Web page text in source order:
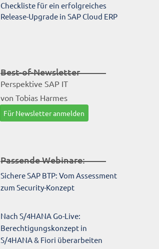
Checkliste für ein erfolgreiches
Release-Upgrade in SAP Cloud ERP
Best-of-Newsletter
Perspektive SAP IT
von Tobias Harmes
Für Newsletter anmelden
Passende Webinare:
Sichere SAP BTP: Vom Assessment
zum Security-Konzept
Nach S/4HANA Go-Live:
Berechtigungskonzept in
S/4HANA & Fiori überarbeiten